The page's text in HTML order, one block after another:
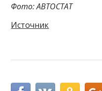
Фото: АВТОСТАТ
Источник